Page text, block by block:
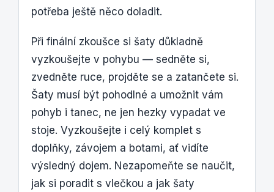
potřeba ještě něco doladit.
Při finální zkoušce si šaty důkladně
vyzkoušejte v pohybu — sedněte si,
zvedněte ruce, projděte se a zatančete si.
Šaty musí být pohodlné a umožnit vám
pohyb i tanec, ne jen hezky vypadat ve
stoje. Vyzkoušejte i celý komplet s
doplňky, závojem a botami, ať vidíte
výsledný dojem. Nezapomeňte se naučit,
jak si poradit s vlečkou a jak šaty